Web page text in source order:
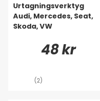
Urtagningsverktyg
Audi, Mercedes, Seat,
Skoda, VW
48 kr
(2)